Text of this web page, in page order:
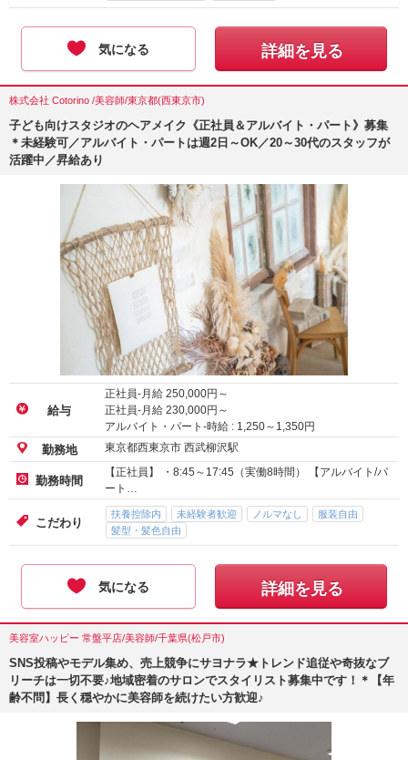
気になる 詳細を見る
株式会社 Cotorino /美容師/東京都(西東京市)
子ども向けスタジオのヘアメイク《正社員＆アルバイト・パート》募集
＊未経験可／アルバイト・パートは週2日～OK／20～30代のスタッフが
活躍中／昇給あり
給与
正社員-月給 250,000円～
正社員-月給 230,000円～
アルバイト・パート-時給 : 1,250～ 1,350円
勤務地 東京都西東京市 西武柳沢駅
勤務時間
【正社員】 ・8:45～17:45（実働8時間） 【アルバイト/パ
ート…
こだわり
扶養控除内 未経験者歓迎 ノルマなし
服装自由
髪型・髪色自由
気になる 詳細を見る
美容室ハッピー 常盤平店/美容師/千葉県(松戸市)
SNS投稿やモデル集め、売上競争にサヨナラ★トレンド追従や奇抜なブ
リーチは一切不要♪地域密着のサロンでスタイリスト募集中です！＊【年
齢不問】長く穏やかに美容師を続けたい方歓迎♪